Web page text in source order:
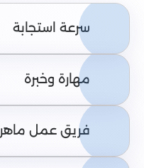
سرعة استجابة
مهارة وخبرة
فريق عمل ماهر